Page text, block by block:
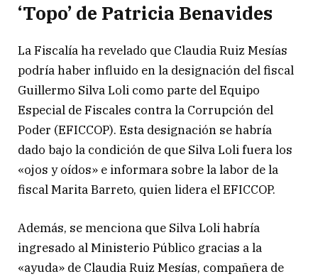
‘Topo’ de Patricia Benavides
La Fiscalía ha revelado que Claudia Ruiz Mesías
podría haber influido en la designación del fiscal
Guillermo Silva Loli como parte del Equipo
Especial de Fiscales contra la Corrupción del
Poder (EFICCOP). Esta designación se habría
dado bajo la condición de que Silva Loli fuera los
«ojos y oídos» e informara sobre la labor de la
fiscal Marita Barreto, quien lidera el EFICCOP.
Además, se menciona que Silva Loli habría
ingresado al Ministerio Público gracias a la
«ayuda» de Claudia Ruiz Mesías, compañera de